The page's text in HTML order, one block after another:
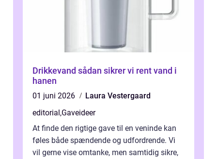
Drikkevand sådan sikrer vi rent vand i
hanen
01 juni 2026
Laura Vestergaard
editorial ,Gaveideer
At finde den rigtige gave til en veninde kan
føles både spændende og udfordrende. Vi
vil gerne vise omtanke, men samtidig sikre,